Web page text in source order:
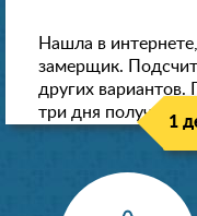
Нашла в
замерщик.
других вариантов.
три дня получили
1